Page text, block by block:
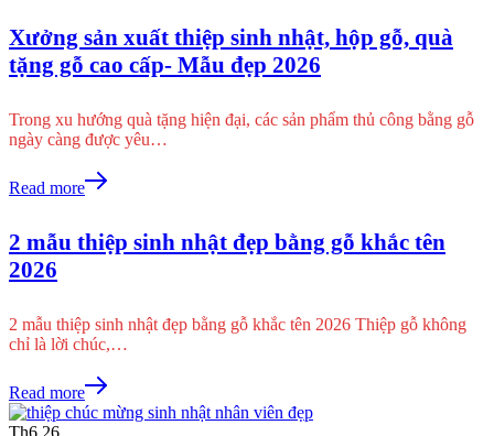
Xưởng sản xuất thiệp sinh nhật, hộp gỗ, quà
tặng gỗ cao cấp- Mẫu đẹp 2026
Trong xu hướng quà tặng hiện đại, các sản phẩm thủ công bằng gỗ
ngày càng được yêu…
Read more
2 mẫu thiệp sinh nhật đẹp bằng gỗ khắc tên
2026
2 mẫu thiệp sinh nhật đẹp bằng gỗ khắc tên 2026 Thiệp gỗ không
chỉ là lời chúc,…
Read more